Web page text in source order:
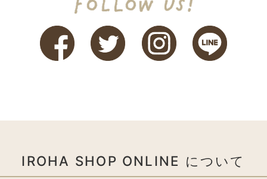
IROHA SHOP ONLINE について